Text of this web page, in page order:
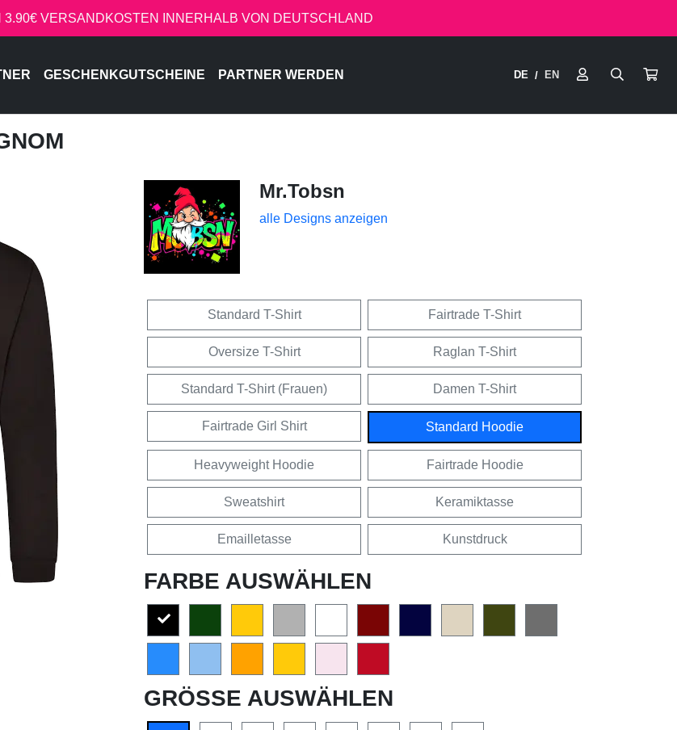
3.90€ VERSANDKOSTEN INNERHALB VON DEUTSCHLAND
GESCHENKGUTSCHEINE PARTNER WERDEN DE / EN
Mr.Tobsn
alle Designs anzeigen
Standard T-Shirt Fairtrade T-Shirt
Oversize T-Shirt Raglan T-Shirt
Standard T-Shirt (Frauen) Damen T-Shirt
Fairtrade Girl Shirt Standard Hoodie
Heavyweight Hoodie Fairtrade Hoodie
Sweatshirt Keramiktasse
Emailletasse Kunstdruck
FARBE AUSWÄHLEN
GRÖSSE AUSWÄHLEN